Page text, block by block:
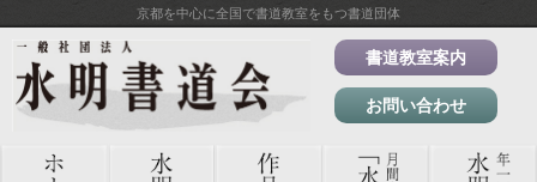
京都を中心に全国で書道教室をもつ書道団体
書道教室案内
お問い合わせ